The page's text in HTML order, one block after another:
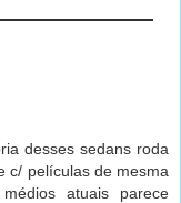
desses sedans roda
c/ películas de mesma
atuais parece